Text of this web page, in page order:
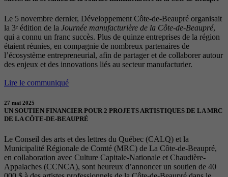
Le 5 novembre dernier, Développement Côte-de-Beaupré organisait
la 3ᵉ édition de la Journée manufacturière de la Côte-de-Beaupré,
qui a connu un franc succès. Plus de quinze entreprises de la région
étaient réunies, en compagnie de nombreux partenaires de
l’écosystème entrepreneurial, afin de partager et de collaborer autour
des enjeux et des innovations liés au secteur manufacturier.
Lire le communiqué
27 mai 2025
UN SOUTIEN FINANCIER POUR 2 PROJETS ARTISTIQUES DE LA MRC
DE LA CÔTE-DE-BEAUPRÉ
Le Conseil des arts et des lettres du Québec (CALQ) et la
Municipalité Régionale de Comté (MRC) de La Côte-de-Beaupré,
en collaboration avec Culture Capitale-Nationale et Chaudière-
Appalaches (CCNCA), sont heureux d’annoncer un soutien de 40